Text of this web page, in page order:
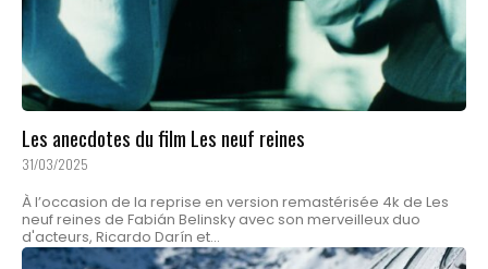
Les anecdotes du film Les neuf reines
31/03/2025
À l’occasion de la reprise en version remastérisée 4k de Les
neuf reines de Fabián Belinsky avec son merveilleux duo
d'acteurs, Ricardo Darín et...